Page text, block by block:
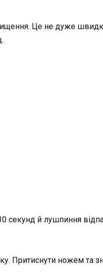
Це не дуже
секунд й лушпиння
Притиснути ножем та